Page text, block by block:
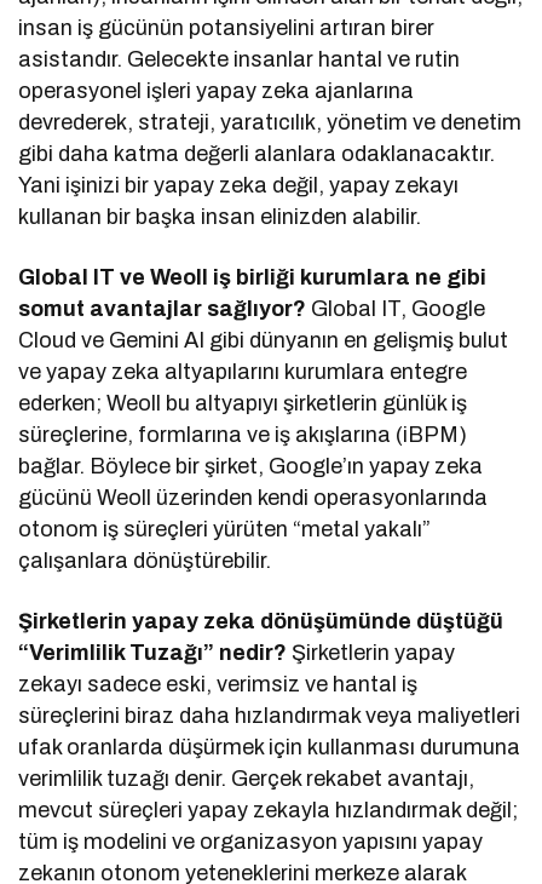
insan iş gücünün potansiyelini artıran birer
asistandır. Gelecekte insanlar hantal ve rutin
operasyonel işleri yapay zeka ajanlarına
devrederek, strateji, yaratıcılık, yönetim ve denetim
gibi daha katma değerli alanlara odaklanacaktır.
Yani işinizi bir yapay zeka değil, yapay zekayı
kullanan bir başka insan elinizden alabilir.
Global IT ve Weoll iş birliği kurumlara ne gibi
somut avantajlar sağlıyor? Global IT, Google
Cloud ve Gemini AI gibi dünyanın en gelişmiş bulut
ve yapay zeka altyapılarını kurumlara entegre
ederken; Weoll bu altyapıyı şirketlerin günlük iş
süreçlerine, formlarına ve iş akışlarına (iBPM)
bağlar. Böylece bir şirket, Google’ın yapay zeka
gücünü Weoll üzerinden kendi operasyonlarında
otonom iş süreçleri yürüten “metal yakalı”
çalışanlara dönüştürebilir.
Şirketlerin yapay zeka dönüşümünde düştüğü
“Verimlilik Tuzağı” nedir? Şirketlerin yapay
zekayı sadece eski, verimsiz ve hantal iş
süreçlerini biraz daha hızlandırmak veya maliyetleri
ufak oranlarda düşürmek için kullanması durumuna
verimlilik tuzağı denir. Gerçek rekabet avantajı,
mevcut süreçleri yapay zekayla hızlandırmak değil;
tüm iş modelini ve organizasyon yapısını yapay
zekanın otonom yeteneklerini merkeze alarak